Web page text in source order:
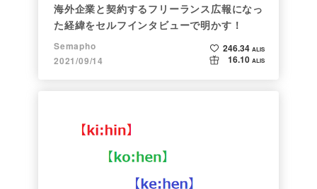
海外企業と契約するフリーランス広報になっ
た経緯をセルフインタビューで明かす！
Semapho
2021/09/14
246.34 ALIS
16.10 ALIS